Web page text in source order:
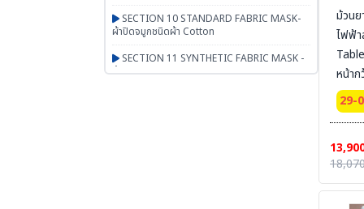
SECTION 10 STANDARD FABRIC MASK-
ผ้าปิดจมูกชนิดผ้า Cotton
SECTION 11 SYNTHETIC FABRIC MASK -
ผ้าปิดจมูกเสริมใยสังเคราะห์ UN95 SERIES
ม้วน
ไฟฟ้
หน้า
10
29-